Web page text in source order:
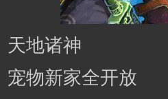
天地诸神
宠物新家全开放